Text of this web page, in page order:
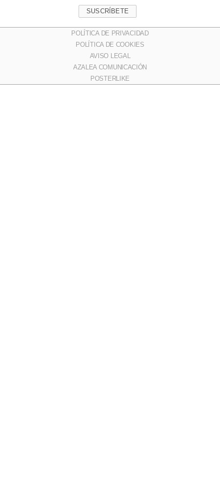
SUSCRÍBETE
POLÍTICA DE PRIVACIDAD
POLÍTICA DE COOKIES
AVISO LEGAL
AZALEA COMUNICACIÓN
POSTERLIKE